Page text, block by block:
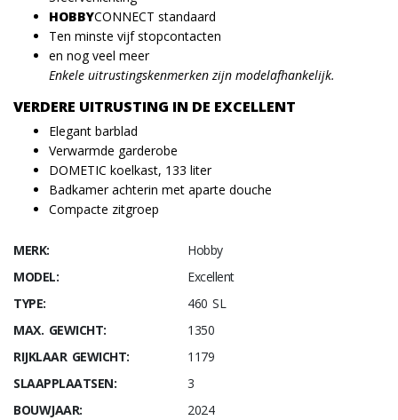
HOBBYCONNECT standaard
Ten minste vijf stopcontacten
en nog veel meer
Enkele uitrustingskenmerken zijn modelafhankelijk.
VERDERE UITRUSTING IN DE EXCELLENT
Elegant barblad
Verwarmde garderobe
DOMETIC koelkast, 133 liter
Badkamer achterin met aparte douche
Compacte zitgroep
MERK:
Hobby
MODEL:
Excellent
TYPE:
460 SL
MAX. GEWICHT:
1350
RIJKLAAR GEWICHT:
1179
SLAAPPLAATSEN:
3
BOUWJAAR:
2024